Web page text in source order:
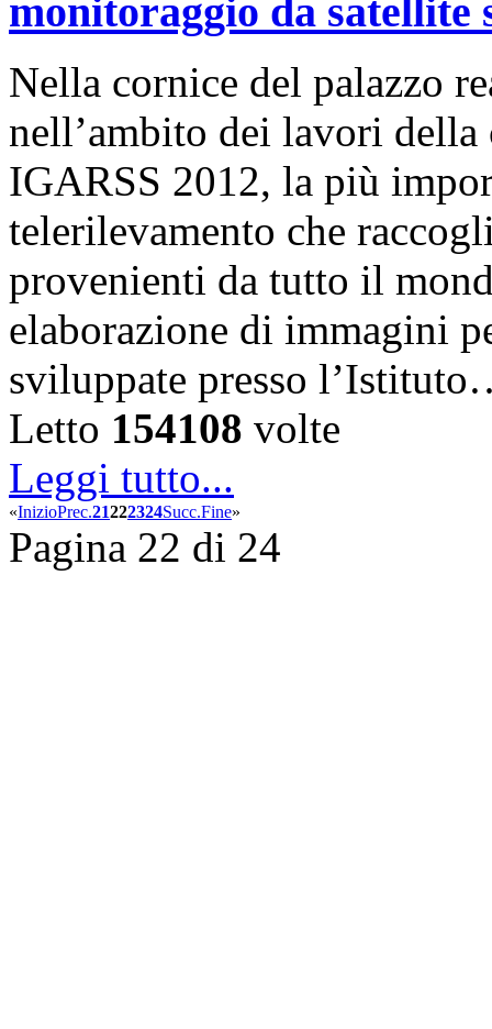
monitoraggio da satellite
Nella cornice del palazzo
nell’ambito dei lavori della
IGARSS 2012, la più
telerilevamento che
provenienti da tutto il
elaborazione di immagini
sviluppate presso
Letto 154108 volte
Leggi tutto...
«InizioPrec.21222324Succ.Fine»
Pagina 22 di 24